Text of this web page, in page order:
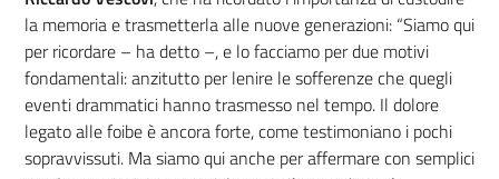
la memoria e trasmetterla alle nuove generazioni: “Siamo qui
per ricordare – ha detto –, e lo facciamo per due motivi
fondamentali: anzitutto per lenire le sofferenze che quegli
eventi drammatici hanno trasmesso nel tempo. Il dolore
legato alle foibe è ancora forte, come testimoniano i pochi
sopravvissuti. Ma siamo qui anche per affermare con semplici